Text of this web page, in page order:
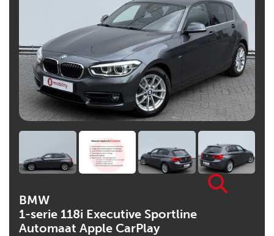
BMW
1-serie 118i Executive Sportline
Automaat Apple CarPlay